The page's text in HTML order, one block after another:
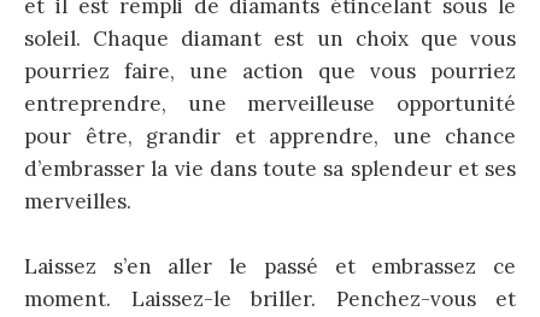
et il est rempli de diamants étincelant sous le
soleil. Chaque diamant est un choix que vous
pourriez faire, une action que vous pourriez
entreprendre, une merveilleuse opportunité
pour être, grandir et apprendre, une chance
d’embrasser la vie dans toute sa splendeur et ses
merveilles.
Laissez s’en aller le passé et embrassez ce
moment. Laissez-le briller. Penchez-vous et